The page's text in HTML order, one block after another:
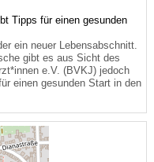
Tipps für einen gesunden
ein neuer Lebensabschnitt.
gibt es aus Sicht des
e.V. (BVKJ) jedoch
einen gesunden Start in den